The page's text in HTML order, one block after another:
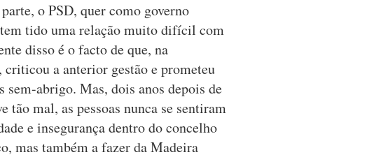
o PSD, quer como governo
tido uma relação muito difícil com
disso é o facto de que, na
criticou a anterior gestão e prometeu
sem-abrigo. Mas, dois anos depois de
tão mal, as pessoas nunca se sentiram
e insegurança dentro do concelho
mas também a fazer da Madeira